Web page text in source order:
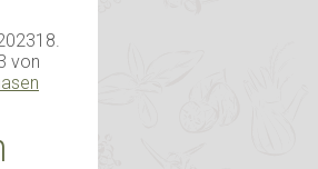
18.
von